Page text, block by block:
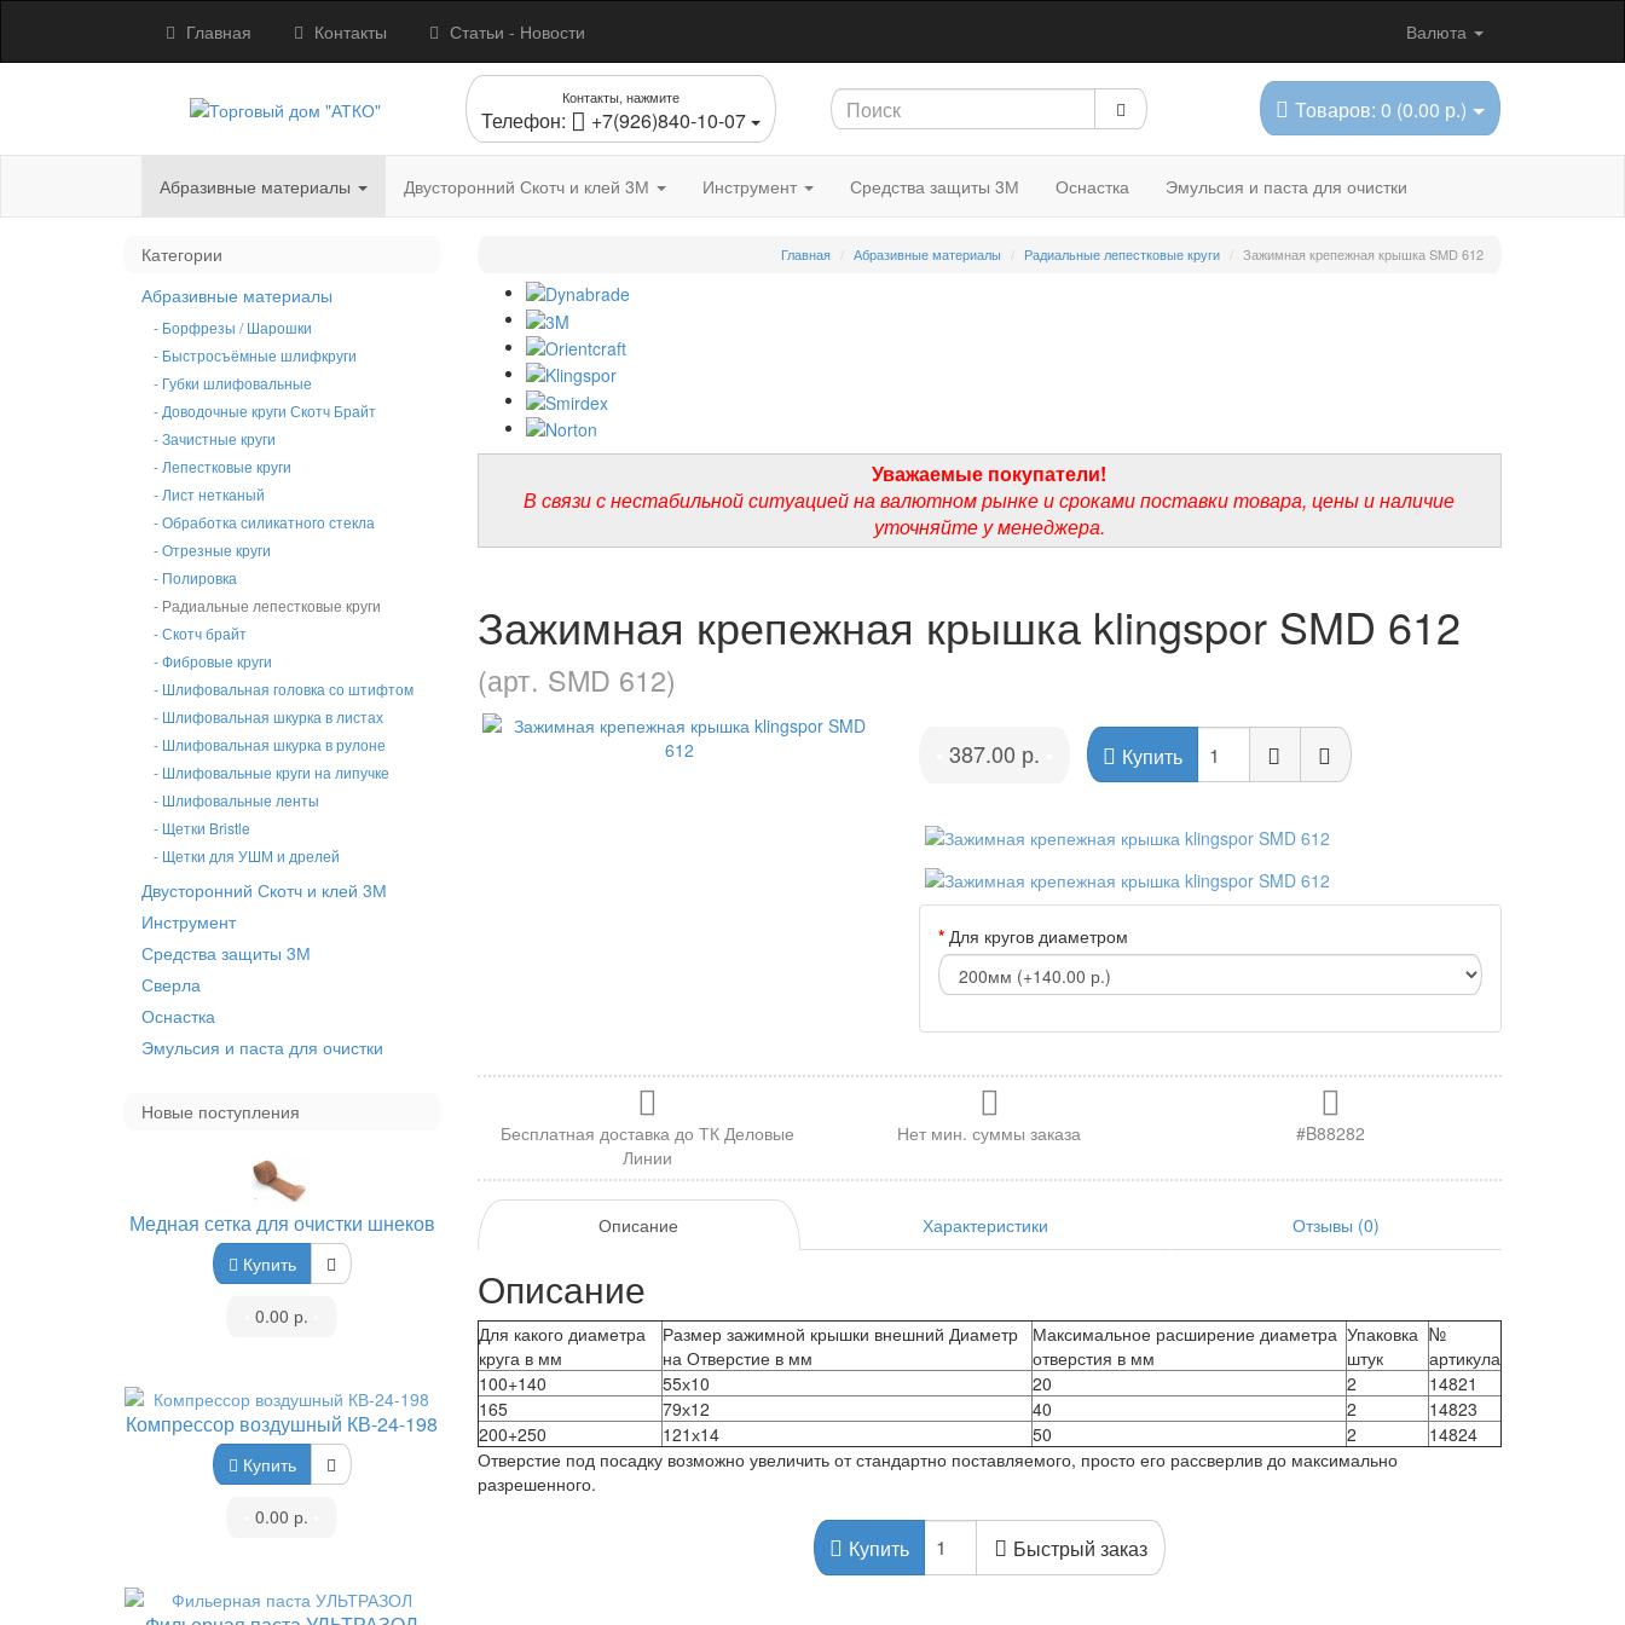
Главная Контакты Статьи - Новости Валюта
Контакты, нажмите
Телефон: +7(926)840-10-07 Товаров: 0 (0.00 р.)
Абразивные материалы Двусторонний Скотч и клей 3М Инструмент Средства защиты 3М Оснастка Эмульсия и паста для очистки
Категории
Абразивные материалы
- Борфрезы / Шарошки
- Быстросъёмные шлифкруги
- Губки шлифовальные
- Доводочные круги Скотч Брайт
- Зачистные круги
- Лепестковые круги
- Лист нетканый
- Обработка силикатного стекла
- Отрезные круги
- Полировка
- Радиальные лепестковые круги
- Скотч брайт
- Фибровые круги
- Шлифовальная головка со штифтом
- Шлифовальная шкурка в листах
- Шлифовальная шкурка в рулоне
- Шлифовальные круги на липучке
- Шлифовальные ленты
- Щетки Bristle
- Щетки для УШМ и дрелей
Двусторонний Скотч и клей 3М
Инструмент
Средства защиты 3М
Сверла
Оснастка
Эмульсия и паста для очистки
Новые поступления
Медная сетка для очистки шнеков
Купить
0.00 р.
Компрессор воздушный КВ-24-198
Купить
0.00 р.
Главная Абразивные материалы Радиальные лепестковые круги Зажимная крепежная крышка SMD 612
Уважаемые покупатели!
В связи с нестабильной ситуацией на валютном рынке и сроками поставки товара, цены и наличие
уточняйте у менеджера.
Зажимная крепежная крышка klingspor SMD 612
(арт. SMD 612)
387.00 р. Купить
Для кругов диаметром
Бесплатная доставка до ТК Деловые
Линии
Нет мин. суммы заказа #B88282
Описание Характеристики Отзывы (0)
Описание
Для какого диаметра
круга в мм
Размер зажимной крышки внешний Диаметр
на Отверстие в мм
Максимальное расширение диаметра
отверстия в мм
Упаковка
штук
№
артикула
100+140
55х10 20 2
14821
165
79х12 40 2
14823
200+250
121х14 50 2
14824
Отверстие под посадку возможно увеличить от стандартно поставляемого, просто его рассверлив до максимально
разрешенного.
Купить Быстрый заказ